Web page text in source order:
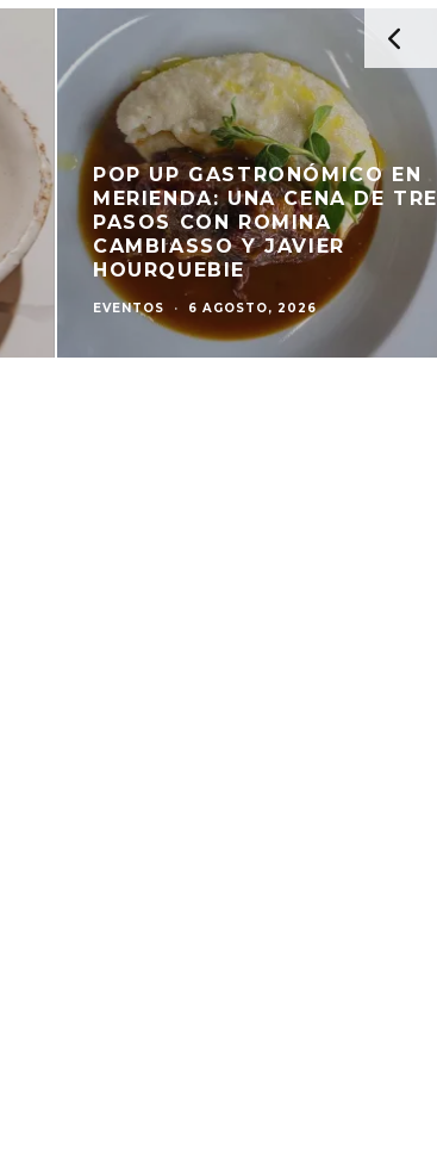
POP UP GASTRONÓMICO EN
MERIENDA: UNA CENA DE TRES
PASOS CON ROMINA
CAMBIASSO Y JAVIER
HOURQUEBIE
EVENTOS · 6 AGOSTO, 2026